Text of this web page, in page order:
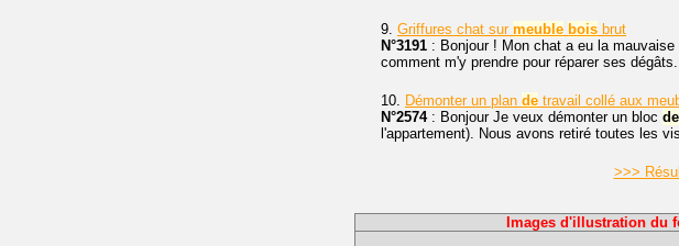
9. Griffures chat sur meuble bois brut
N°3191 : Bonjour ! Mon chat a eu la mauvaise
comment m'y prendre pour réparer ses
10. Démonter un plan de travail collé aux
N°2574: Bonjour Je veux démonter un bloc de
l'appartement). Nous avons retiré toutes les
>>>
Images d'illustration du